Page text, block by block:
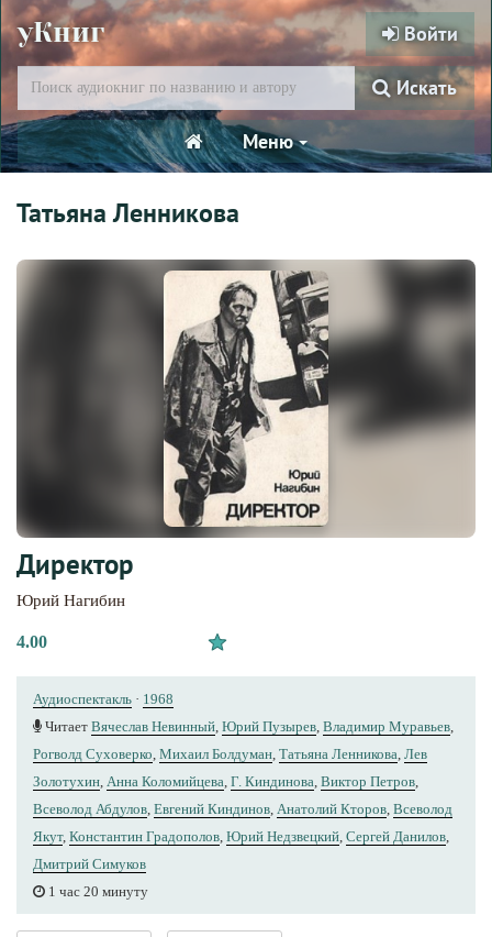
уКниг Войти
Искать
Меню
Татьяна Ленникова
Директор
Юрий Нагибин
4.00
Аудиоспектакль · 1968
Читает Вячеслав Невинный Юрий Пузырев Владимир Муравьев
Рогволд Суховерко Михаил Болдуман Татьяна Ленникова Лев
Золотухин Анна Коломийцева Г. Киндинова Виктор Петров
Всеволод Абдулов Евгений Киндинов Анатолий Кторов Всеволод
Якут, Константин Градополов Юрий Недзвецкий Сергей Данилов
Дмитрий Симуков
1 час 20 минуту